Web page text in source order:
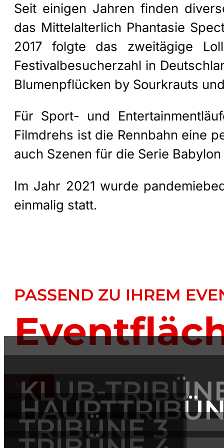
Seit einigen Jahren finden
das Mittelalterlich Phantasie
2017 folgte das zweitägige
Festivalbesucherzahl in
Blumenpflücken by Sourkrauts
Für Sport- und
Filmdrehs ist die Rennbahn eine
auch Szenen für die Serie
Im Jahr 2021 wurde
einmalig statt.
PASSEND ZU IHREM
KLUB-
TRIBÜNE 3